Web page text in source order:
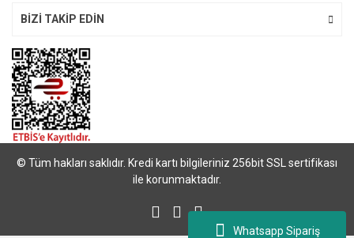
Whatsapp Sipariş
BİZİ TAKİP EDİN
© Tüm hakları saklıdır. Kredi kartı bilgileriniz 256bit SSL sertifikası
ile korunmaktadır.